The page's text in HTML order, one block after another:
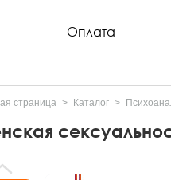
Оплата
страница Каталог